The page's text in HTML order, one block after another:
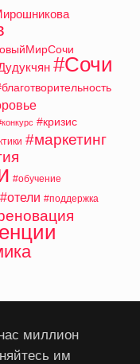
#Сочи
#кризис
#маркетинг
#обучение
#отели #поддержка
миллион
им